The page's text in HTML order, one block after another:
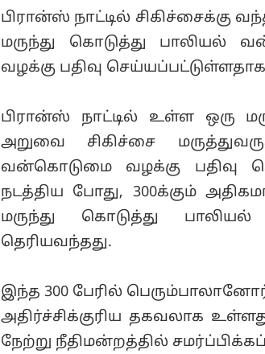
பிரான்ஸ் நாட்டில் சிகிச்சைக்கு
மருந்து கொடுத்து பாலியல்
வழக்கு பதிவு
பிரான்ஸ் நாட்டில் உள்ள ஒரு
அறுவை சிகிச்சை
வன்கொடுமை வழக்கு பதிவு
நடத்திய போது, 300க்கும்
மருந்து கொடுத்து
தெரியவந்தது.
இந்த 300 பேரில்
அதிர்ச்சிக்குரிய தகவலாக
நேற்று நீதிமன்றத்தில்